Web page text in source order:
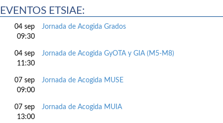
EVENTOS ETSIAE:
04 sep
09:30
Jornada de Acogida Grados
04 sep
11:30
Jornada de Acogida GyOTA y GIA (M5-M8)
07 sep
09:00
Jornada de Acogida MUSE
07 sep
13:00
Jornada de Acogida MUIA